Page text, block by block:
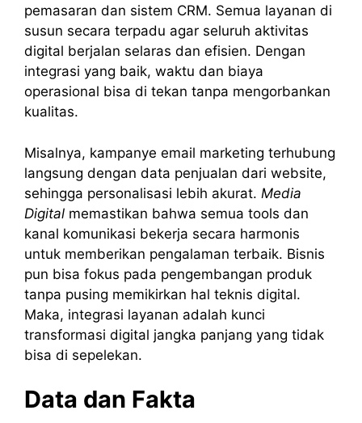
pemasaran dan sistem CRM. Semua layanan di
susun secara terpadu agar seluruh aktivitas
digital berjalan selaras dan efisien. Dengan
integrasi yang baik, waktu dan biaya
operasional bisa di tekan tanpa mengorbankan
kualitas.
Misalnya, kampanye email marketing terhubung
langsung dengan data penjualan dari website,
sehingga personalisasi lebih akurat. Media
Digital memastikan bahwa semua tools dan
kanal komunikasi bekerja secara harmonis
untuk memberikan pengalaman terbaik. Bisnis
pun bisa fokus pada pengembangan produk
tanpa pusing memikirkan hal teknis digital.
Maka, integrasi layanan adalah kunci
transformasi digital jangka panjang yang tidak
bisa di sepelekan.
Data dan Fakta